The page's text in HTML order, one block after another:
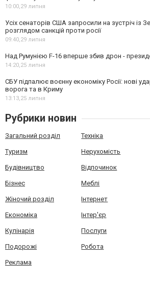
10:00,29 липня
Усіх сенаторів США запросили на зустріч із
розглядом санкцій проти росії
09:40,29 липня
Над Румунією F-16 вперше збив дрон -
14:20,25 липня
СБУ підпалює воєнну економіку Росії: нові
ворога та в Криму
13:13,25 липня
Рубрики новин
Загальний розділ Техніка
Туризм Нерухомість
Будівництво Відпочинок
Бізнес Меблі
Жіночий розділ Інтернет
Економіка Інтер'єр
Кулінарія Послуги
Подорожі Робота
Реклама